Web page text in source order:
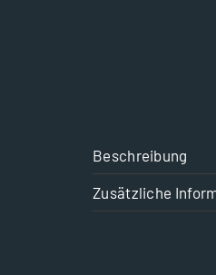
Beschreibung
Zusätzliche